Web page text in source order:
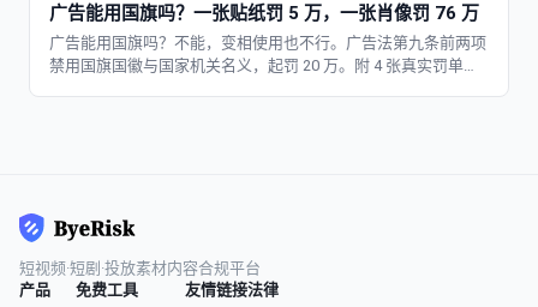
广告能用国旗吗？一张贴纸罚 5 万，一张肖像罚 76 万
广告能用国旗吗？不能，变相使用也不行。广告法第九条前两项
禁用国旗国徽与国家机关名义，起罚 20 万。附 4 张真实罚单与
短视频·短剧·投放素材内容合规平台
产品
免费工具 友情链接法律